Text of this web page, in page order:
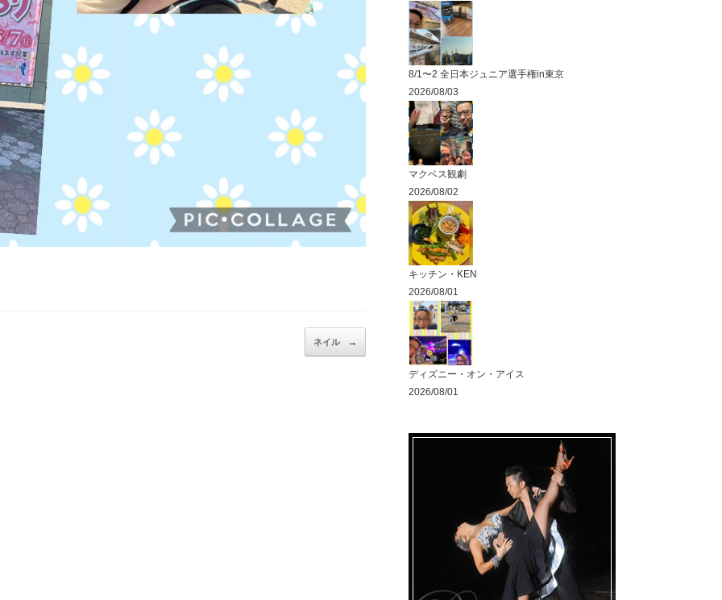
ネイル →
8/1〜2 全日本ジュニア選手権in東京
2026/08/03
マクベス観劇
2026/08/02
キッチン・KEN
2026/08/01
ディズニー・オン・アイス
2026/08/01